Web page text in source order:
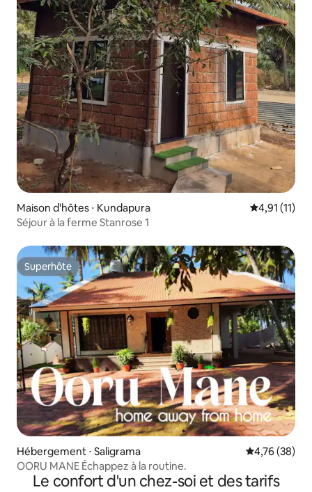
Maison d'hôtes ⋅ Kundapura Évaluation
4,91 (11)
Séjour à la ferme Stanrose 1
Superhôte
Superhôte
Hébergement ⋅ Saligrama Évaluation
4,76 (38)
OORU MANE Échappez à la routine.
Le confort d'un chez-soi et des tarifs